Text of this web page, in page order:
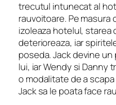
trecutul intunecat al
rauvoitoare. Pe masura
izoleaza hotelul, starea
deterioreaza, iar
poseda. Jack devine
lui, iar Wendy si Danny
o modalitate de a
Jack sa le poata face